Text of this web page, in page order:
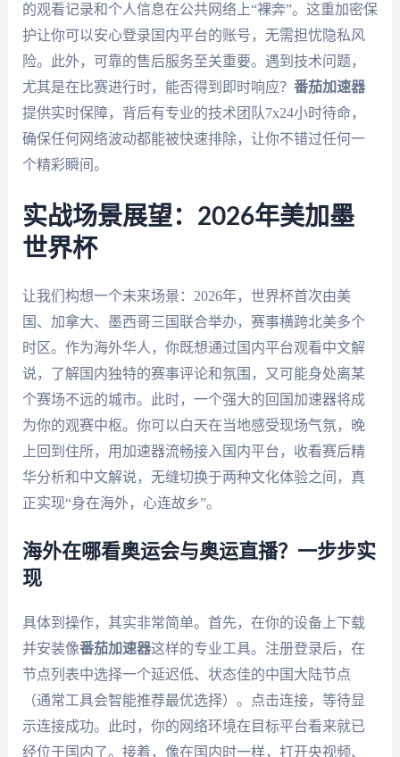
的观看记录和个人信息在公共网络上“裸奔”。这重加密保
护让你可以安心登录国内平台的账号，无需担忧隐私风
险。此外，可靠的售后服务至关重要。遇到技术问题，
尤其是在比赛进行时，能否得到即时响应？ 番茄加速器
提供实时保障，背后有专业的技术团队7x24小时待命，
确保任何网络波动都能被快速排除，让你不错过任何一
个精彩瞬间。
实战场景展望：2026年美加墨
世界杯
让我们构想一个未来场景：2026年，世界杯首次由美
国、加拿大、墨西哥三国联合举办，赛事横跨北美多个
时区。作为海外华人，你既想通过国内平台观看中文解
说，了解国内独特的赛事评论和氛围，又可能身处离某
个赛场不远的城市。此时，一个强大的回国加速器将成
为你的观赛中枢。你可以白天在当地感受现场气氛，晚
上回到住所，用加速器流畅接入国内平台，收看赛后精
华分析和中文解说，无缝切换于两种文化体验之间，真
正实现“身在海外，心连故乡”。
海外在哪看奥运会与奥运直播？一步步实
现
具体到操作，其实非常简单。首先，在你的设备上下载
并安装像番茄加速器这样的专业工具。注册登录后，在
节点列表中选择一个延迟低、状态佳的中国大陆节点
（通常工具会智能推荐最优选择）。点击连接，等待显
示连接成功。此时，你的网络环境在目标平台看来就已
经位于国内了。接着，像在国内时一样，打开央视频、